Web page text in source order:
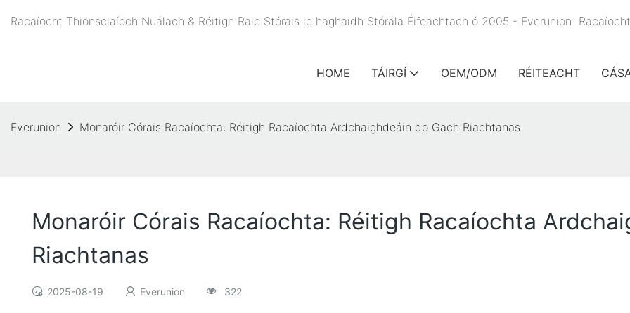
Racaíocht Thionsclaíoch Nuálach & Réitigh Raic Stórais le haghaidh Stórála Éifeachtach ó 2005 - Everunion Racaíocht
HOME TÁIRGÍ OEM/ODM RÉITEACHT
Everunion Monaróir Córais Racaíochta: Réitigh Racaíochta Ardchaighdeáin do Gach Riachtanas
Monaróir Córais Racaíochta: Réitigh Racaíochta
Riachtanas
2025-08-19 Everunion 322